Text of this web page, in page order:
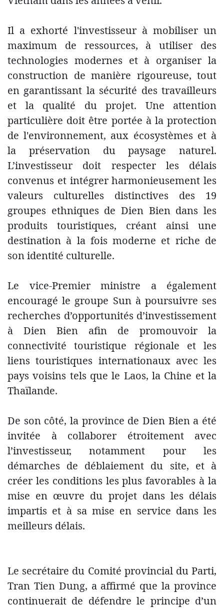
Il a exhorté l'investisseur à mobiliser un
maximum de ressources, à utiliser des
technologies modernes et à organiser la
construction de manière rigoureuse, tout
en garantissant la sécurité des travailleurs
et la qualité du projet. Une attention
particulière doit être portée à la protection
de l'environnement, aux écosystèmes et à
la préservation du paysage naturel.
L’investisseur doit respecter les délais
convenus et intégrer harmonieusement les
valeurs culturelles distinctives des 19
groupes ethniques de Dien Bien dans les
produits touristiques, créant ainsi une
destination à la fois moderne et riche de
son identité culturelle.
Le vice-Premier ministre a également
encouragé le groupe Sun à poursuivre ses
recherches d’opportunités d’investissement
à Dien Bien afin de promouvoir la
connectivité touristique régionale et les
liens touristiques internationaux avec les
pays voisins tels que le Laos, la Chine et la
Thaïlande.
De son côté, la province de Dien Bien a été
invitée à collaborer étroitement avec
l’investisseur, notamment pour les
démarches de déblaiement du site, et à
créer les conditions les plus favorables à la
mise en œuvre du projet dans les délais
impartis et à sa mise en service dans les
meilleurs délais.
Le secrétaire du Comité provincial du Parti,
Tran Tien Dung, a affirmé que la province
continuerait de défendre le principe d’un